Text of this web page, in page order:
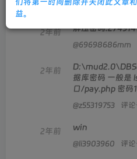
@li3903960 评
2年前 解压密码:274914
@69698686mm
2年前
据库密码 一般是 lstray.com 后台你的IP+端
@z55319753 评论
2年前 win
@li3903960 评论
益。